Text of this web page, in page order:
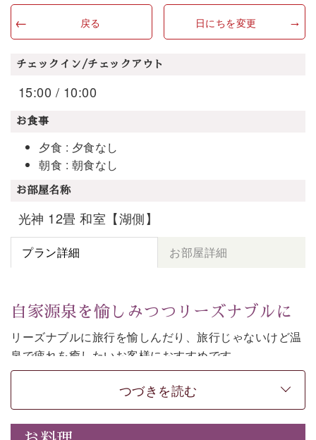
戻る 日にちを変更
チェックイン/チェックアウト
15:00 / 10:00
お食事
夕食 : 夕食なし
朝食 : 朝食なし
お部屋名称
光神 12畳 和室【湖側】
プラン詳細 お部屋詳細
自家源泉を愉しみつつリーズナブルに
リーズナブルに旅行を愉しんだり、旅行じゃないけど温
泉で疲れを癒したいお客様におすすめです。
和モダンの落ち着くお部屋でお休みください。
-----------【安心への取り組み】----------
個室料亭、貸切風呂のご利用が可能な上、 安心安全にご
つづきを読む